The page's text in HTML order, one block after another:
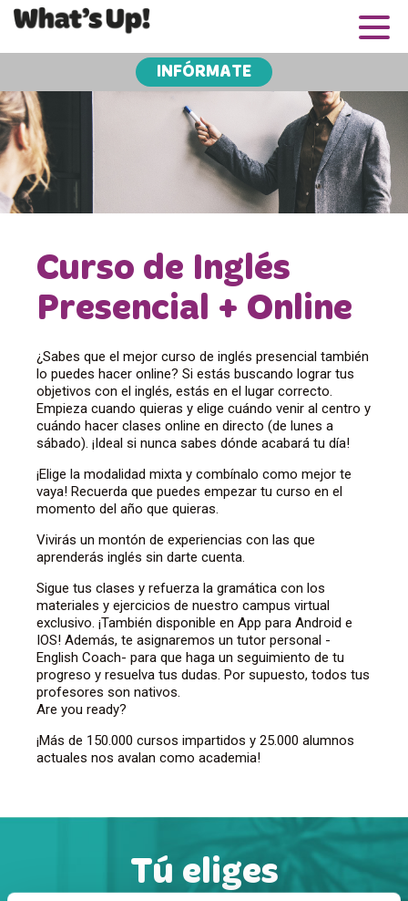
INFÓRMATE
Curso de Inglés
Presencial + Online
¿Sabes que el mejor curso de inglés presencial también
lo puedes hacer online? Si estás buscando lograr tus
objetivos con el inglés, estás en el lugar correcto.
Empieza cuando quieras y elige cuándo venir al centro y
cuándo hacer clases online en directo (de lunes a
sábado). ¡Ideal si nunca sabes dónde acabará tu día!
¡Elige la modalidad mixta y combínalo como mejor te
vaya! Recuerda que puedes empezar tu curso en el
momento del año que quieras.
Vivirás un montón de experiencias con las que
aprenderás inglés sin darte cuenta.
Sigue tus clases y refuerza la gramática con los
materiales y ejercicios de nuestro campus virtual
exclusivo. ¡También disponible en App para Android e
IOS! Además, te asignaremos un tutor personal -
English Coach- para que haga un seguimiento de tu
progreso y resuelva tus dudas. Por supuesto, todos tus
profesores son nativos.
Are you ready?
¡Más de 150.000 cursos impartidos y 25.000 alumnos
actuales nos avalan como academia!
Tú eliges